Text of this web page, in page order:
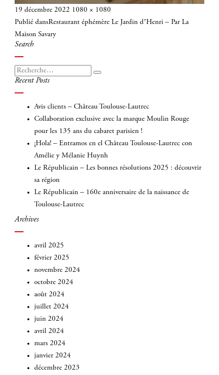
Publié
le
19 décembre 2022 Taille
réelle
1080 × 1080
Navigation
l’article
Publié dansRestaurant éphémère Le Jardin d’Henri – Par La
Maison Savary
Search
Recherche
pour
:
Recherche
Recent Posts
Avis clients – Château Toulouse-Lautrec
Collaboration exclusive avec la marque Moulin Rouge
pour les 135 ans du cabaret parisien !
¡Hola! – Entramos en el Château Toulouse-Lautrec con
Amélie y Mélanie Huynh
Le Républicain – Les bonnes résolutions 2025 : découvrir
sa région
Le Républicain – 160e anniversaire de la naissance de
Toulouse-Lautrec
Archives
avril 2025
février 2025
novembre 2024
octobre 2024
août 2024
juillet 2024
juin 2024
avril 2024
mars 2024
janvier 2024
décembre 2023